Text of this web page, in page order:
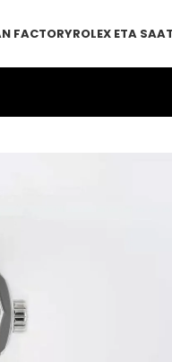
FACTORYROLEX ETA